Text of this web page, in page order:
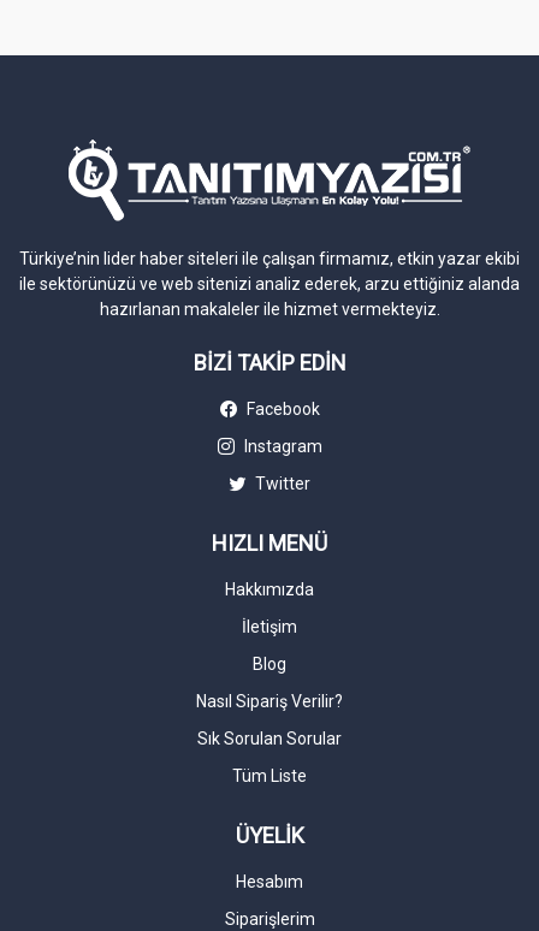
Türkiye’nin lider haber siteleri ile çalışan firmamız, etkin yazar ekibi
ile sektörünüzü ve web sitenizi analiz ederek, arzu ettiğiniz alanda
hazırlanan makaleler ile hizmet vermekteyiz.
BİZİ TAKİP EDİN
Facebook
Instagram
Twitter
HIZLI MENÜ
Hakkımızda
İletişim
Blog
Nasıl Sipariş Verilir?
Sık Sorulan Sorular
Tüm Liste
ÜYELİK
Hesabım
Siparişlerim